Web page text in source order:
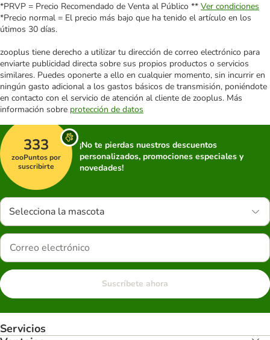
*PRVP = Precio Recomendado de Venta al Público ** Ver condiciones
*Precio normal = El precio más bajo que ha tenido el artículo en los
útimos 30 días.
zooplus tiene derecho a utilizar tu dirección de correo electrónico para
enviarte publicidad directa sobre sus propios productos o servicios
similares. Puedes oponerte a ello en cualquier momento, sin incurrir en
ningún gasto adicional a los gastos básicos de transmisión, poniéndote
en contacto con el servicio de atención al cliente de zooplus. Más
información sobre protección de datos
333
zooPuntos por
suscribirte
¡No te pierdas nuestros descuentos
personalizados, promociones especiales y
novedades!
Selecciona la mascota
Suscríbete ahora
Servicios